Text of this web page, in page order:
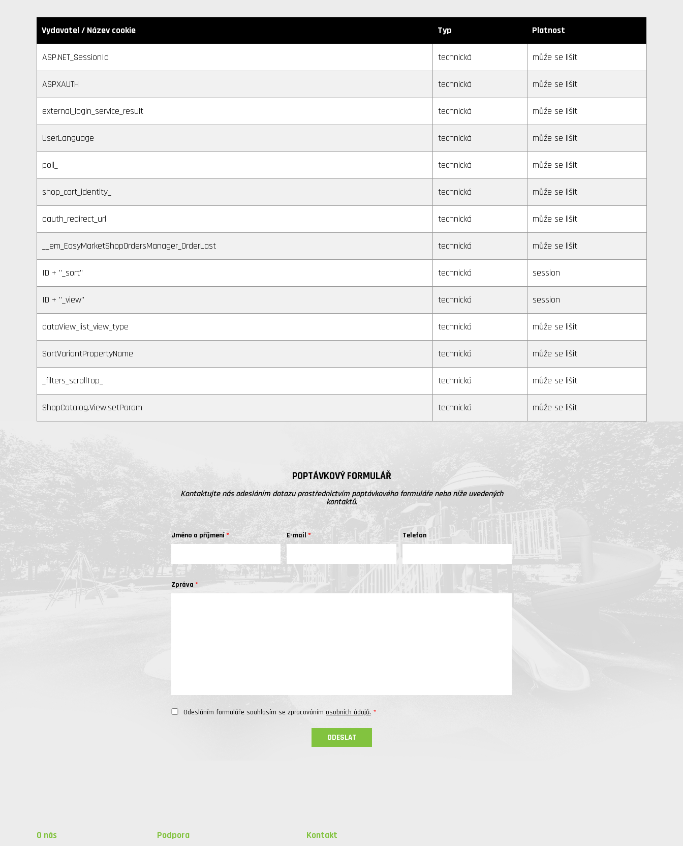
Vydavatel / Název cookie Typ Platnost
ASP.NET_SessionId technická může se lišit
ASPXAUTH technická může se lišit
external_login_service_result technická může se lišit
UserLanguage technická může se lišit
poll_ technická může se lišit
shop_cart_identity_ technická může se lišit
oauth_redirect_url technická může se lišit
__em_EasyMarketShopOrdersManager_OrderLast technická může se lišit
ID + "_sort" technická session
ID + "_view" technická session
dataView_list_view_type technická může se lišit
SortVariantPropertyName technická může se lišit
_filters_scrollTop_ technická může se lišit
ShopCatalog.View.setParam technická může se lišit
POPTÁVKOVÝ FORMULÁŘ
Kontaktujte nás odesláním dotazu prostřednictvím poptávkového formuláře nebo níže uvedených
kontaktů.
Jméno a příjmení E-mail Telefon
Zpráva
Odesláním formuláře souhlasím se zpracováním osobních údajů.
O nás Podpora Kontakt